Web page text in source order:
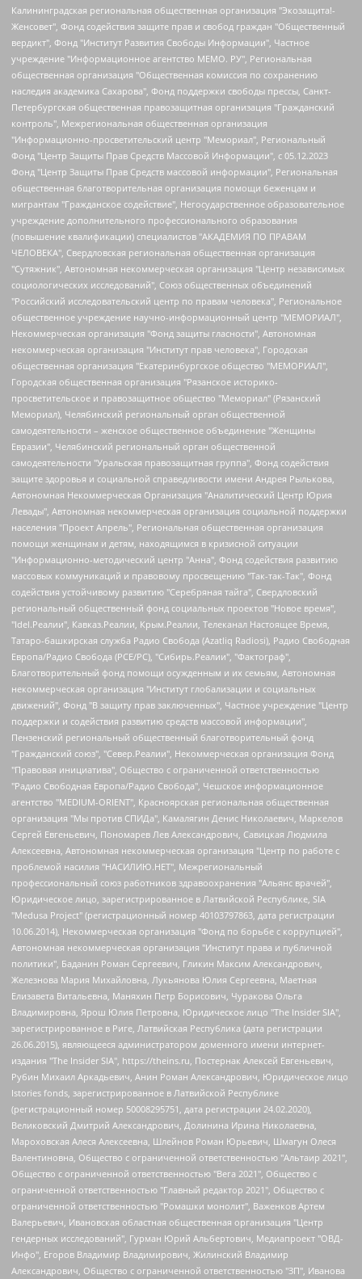
Калининградская региональная общественная организация "Экозащита!-Женсовет", Фонд содействия защите прав и свобод граждан "Общественный вердикт", Фонд "Институт Развития Свободы Информации", Частное учреждение "Информационное агентство МЕМО. РУ", Региональная общественная организация "Общественная комиссия по сохранению наследия академика Сахарова", Фонд поддержки свободы прессы, Санкт-Петербургская общественная правозащитная организация "Гражданский контроль", Межрегиональная общественная организация "Информационно-просветительский центр "Мемориал", Региональный Фонд "Центр Защиты Прав Средств Массовой Информации", с 05.12.2023 Фонд "Центр Защиты Прав Средств массовой информации", Региональная общественная благотворительная организация помощи беженцам и мигрантам "Гражданское содействие", Негосударственное образовательное учреждение дополнительного профессионального образования (повышение квалификации) специалистов "АКАДЕМИЯ ПО ПРАВАМ ЧЕЛОВЕКА", Свердловская региональная общественная организация "Сутяжник", Автономная некоммерческая организация "Центр независимых социологических исследований", Союз общественных объединений "Российский исследовательский центр по правам человека", Региональное общественное учреждение научно-информационный центр "МЕМОРИАЛ", Некоммерческая организация "Фонд защиты гласности", Автономная некоммерческая организация "Институт прав человека", Городская общественная организация "Екатеринбургское общество "МЕМОРИАЛ", Городская общественная организация "Рязанское историко-просветительское и правозащитное общество "Мемориал" (Рязанский Мемориал), Челябинский региональный орган общественной самодеятельности – женское общественное объединение "Женщины Евразии", Челябинский региональный орган общественной самодеятельности "Уральская правозащитная группа", Фонд содействия защите здоровья и социальной справедливости имени Андрея Рылькова, Автономная Некоммерческая Организация "Аналитический Центр Юрия Левады", Автономная некоммерческая организация социальной поддержки населения "Проект Апрель", Региональная общественная организация помощи женщинам и детям, находящимся в кризисной ситуации "Информационно-методический центр "Анна", Фонд содействия развитию массовых коммуникаций и правовому просвещению "Так-так-Так", Фонд содействия устойчивому развитию "Серебряная тайга", Свердловский региональный общественный фонд социальных проектов "Новое время", "Idel.Реалии", Кавказ.Реалии, Крым.Реалии, Телеканал Настоящее Время, Татаро-башкирская служба Радио Свобода (Azatliq Radiosi), Радио Свободная Европа/Радио Свобода (PCE/PC), "Сибирь.Реалии", "Фактограф", Благотворительный фонд помощи осужденным и их семьям, Автономная некоммерческая организация "Институт глобализации и социальных движений", Фонд "В защиту прав заключенных", Частное учреждение "Центр поддержки и содействия развитию средств массовой информации", Пензенский региональный общественный благотворительный фонд "Гражданский союз", "Север.Реалии", Некоммерческая организация Фонд "Правовая инициатива", Общество с ограниченной ответственностью "Радио Свободная Европа/Радио Свобода", Чешское информационное агентство "MEDIUM-ORIENT", Красноярская региональная общественная организация "Мы против СПИДа", Камалягин Денис Николаевич, Маркелов Сергей Евгеньевич, Пономарев Лев Александрович, Савицкая Людмила Алексеевна, Автономная некоммерческая организация "Центр по работе с проблемой насилия "НАСИЛИЮ.НЕТ", Межрегиональный профессиональный союз работников здравоохранения "Альянс врачей", Юридическое лицо, зарегистрированное в Латвийской Республике, SIA "Medusa Project" (регистрационный номер 40103797863, дата регистрации 10.06.2014), Некоммерческая организация "Фонд по борьбе с коррупцией", Автономная некоммерческая организация "Институт права и публичной политики", Баданин Роман Сергеевич, Гликин Максим Александрович, Железнова Мария Михайловна, Лукьянова Юлия Сергеевна, Маетная Елизавета Витальевна, Маняхин Петр Борисович, Чуракова Ольга Владимировна, Ярош Юлия Петровна, Юридическое лицо "The Insider SIA", зарегистрированное в Риге, Латвийская Республика (дата регистрации 26.06.2015), являющееся администратором доменного имени интернет-издания "The Insider SIA", https://theins.ru, Постернак Алексей Евгеньевич, Рубин Михаил Аркадьевич, Анин Роман Александрович, Юридическое лицо Istories fonds, зарегистрированное в Латвийской Республике (регистрационный номер 50008295751, дата регистрации 24.02.2020), Великовский Дмитрий Александрович, Долинина Ирина Николаевна, Мароховская Алеся Алексеевна, Шлейнов Роман Юрьевич, Шмагун Олеся Валентиновна, Общество с ограниченной ответственностью "Альтаир 2021", Общество с ограниченной ответственностью "Вега 2021", Общество с ограниченной ответственностью "Главный редактор 2021", Общество с ограниченной ответственностью "Ромашки монолит", Важенков Артем Валерьевич, Ивановская областная общественная организация "Центр гендерных исследований", Гурман Юрий Альбертович, Медиапроект "ОВД-Инфо", Егоров Владимир Владимирович, Жилинский Владимир Александрович, Общество с ограниченной ответственностью "ЗП", Иванова София Юрьевна, Карезина Инна Павловна, Кильтау Екатерина Викторовна, Петров Алексей Викторович, Пискунов Сергей Евгеньевич, Смирнов Сергей Сергеевич, Тихонов Михаил Сергеевич, Общество с ограниченной ответственностью "ЖУРНАЛИСТ-ИНОСТРАННЫЙ АГЕНТ", Арапова Галина Юрьевна, Вольтская Татьяна Анатольевна, Американская компания "Mason G.E.S. Anonymous Foundation" (США), являющаяся владельцем интернет-издания https://mnews.world/, Компания "Stichting Bellingcat", зарегистрированная в Нидерландах (дата регистрации 11.07.2018), Захаров Андрей Вячеславович, Клепиковская Екатерина Дмитриевна, Общество с ограниченной ответственностью "МЕМО", Перл Роман Александрович, Симонов Евгений Алексеевич, Соловьева Елена Анатольевна, Сотников Даниил Владимирович, Сурначева Елизавета Дмитриевна, Автономная некоммерческая организация по защите прав человека и информированию населения "Якутия – Наше Мнение", Общество с ограниченной ответственностью "Москоу диджитал медиа", с 26.01.2023 Общество с ограниченной ответственностью "Чайка Белые сады", Ветошкина Валерия Валерьевна, Заговора Максим Александрович, Межрегиональное общественное движение "Российская ЛГБТ - сеть", Оленичев Максим Владимирович, Павлов Иван Юрьевич, Скворцова Елена Сергеевна, Общество с ограниченной ответственностью "Как бы инагент", Кочетков Игорь Викторович, Общество с ограниченной ответственностью "Честные выборы", Еланчик Олег Александрович, Общество с ограниченной ответственностью "Нобелевский призыв", Гималова Регина Эмилевна, Григорьев Андрей Валерьевич, Григорьева Алина Александровна, Ассоциация по содействию защите прав призывников, альтернативнослужащих и военнослужащих "Правозащитная группа "Гражданин.Армия.Право", Хисамова Регина Фаритовна, Автономная некоммерческая организация по реализации социально-правовых программ "Лилит", Дальневосточное общественное движение "Маяк", Санкт-Петербургская ЛГБТ-инициативная группа "Выход", Инициативная группа ЛГБТ+ "Реверс", Алексеев Андрей Викторович, Бекбулатова Таисия Львовна, Беляев Иван Михайлович, Владыкина Елена Сергеевна, Гельман Марат Александрович, Никульшина Вероника Юрьевна, Толоконникова Надежда Андреевна, Шендерович Виктор Анатольевич, Общество с ограниченной ответственностью "Данное сообщение", Общество с ограниченной ответственностью Издательский дом "Новая глава", Айнбиндер Александра Александровна, Московский комьюнити-центр для ЛГБТ+инициатив, Благотворительный фонд развития филантропии, Deutsche Welle (Германия, Kurt-Schumacher-Strasse 3, 53113 Bonn), Борзунова Мария Михайловна, Воробьев Виктор Викторович, Голубева Анна Львовна, Константинова Алла Михайловна, Малкова Ирина Владимировна, Мурадов Мурад Абдулгалимович, Осетинская Елизавета Николаевна, Понасенков Евгений Николаевич, Ганапольский Матвей Юрьевич, Киселев Евгений Алексеевич, Борухович Ирина Григорьевна, Дремин Иван Тимофеевич, Дубровский Дмитрий Викторович, Красноярская региональная общественная организация поддержки и развития альтернативных образовательных технологий и межкультурных коммуникаций "ИНТЕРРА", Маяковская Екатерина Алексеевна, Фейгин Марк Захарович, Филимонов Андрей Викторович, Дзугкоева Регина Николаевна, Доброхотов Роман Александрович, Дудь Юрий Александрович, Елкин Сергей Владимирович, Кругликов Кирилл Игоревич, Сабунаева Мария Леонидовна, Семенов Алексей Владимирович, Шаинян Карен Багратович, Шульман Екатерина Михайловна, Асафьев Артур Валерьевич, Вахштайн Виктор Семенович, Венедиктов Алексей Алексеевич, Лушникова Екатерина Евгеньевна, Волков Леонид Михайлович, Невзоров Александр Глебович, Пархоменко Сергей Борисович, Сироткин Ярослав Николаевич, Кара-Мурза Владимир Владимирович, Баранова Наталья Владимировна, Гозман Леонид Яковлевич, Кагарлицкий Борис Юльевич, Климарев Михаил Валерьевич, Милов Владимир Станиславович, Автономная некоммерческая организация Краснодарский центр современного искусства "Типография", Моргенштерн Алишер Тагирович, Соболь Любовь Эдуардовна, Общество с ограниченной ответственностью "ЛИЗА НОРМ", Каспаров Гарри Кимович, Ходорковский Михаил Борисович, Общество с ограниченной ответственностью "Апрельские тезисы", Данилович Ирина Брониславовна, Кашин Олег Владимирович, Петров Николай Владимирович, Пивоваров Алексей Владимирович, Соколов Михаил Владимирович, Цветкова Юлия Владимировна, Чичваркин Евгений Александрович, Комитет против пыток/Команда против пыток, Общество с ограниченной ответственностью "Первый научный", Общество с ограниченной ответственностью "Вертолет и ко", Белоцерковская Вероника Борисовна, Кац Максим Евгеньевич, Лазарева Татьяна Юрьевна, Шаведдинов Руслан Табризович, Яшин Илья Валерьевич, Общество с ограниченной ответственностью "Иноагент ААВ", Алешковский Дмитрий Петрович, Альбац Евгения Марковна, Быков Дмитрий Львович, Галямина Юлия Евгеньевна, Лойко Сергей Леонидович, Мартынов Кирилл Константинович, Медведев Сергей Александрович, Крашенинников Федор Геннадиевич, Гордеева Катерина Вл